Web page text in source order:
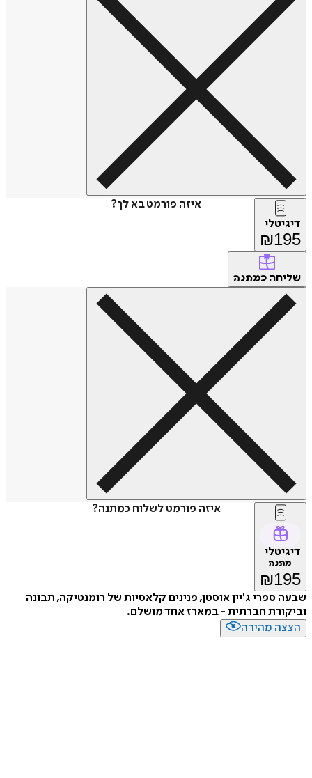
איזה פורמט בא לך?
דיגיטלי
₪195
שליחה כמתנה
איזה פורמט לשלוח כמתנה?
דיגיטלי
מתנה
₪195
שבעה ספרי ג'יין אוסטן, פנינים קלאסיות של רומנטיקה, תבונה
וביקורת חברתית - במארז אחד מושלם.
הצצה מהירה